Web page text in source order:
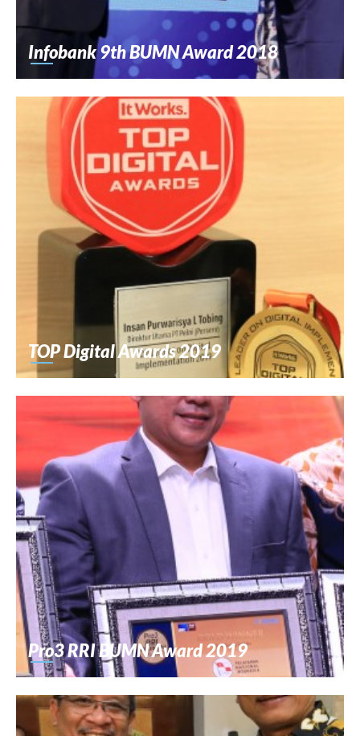
Infobank 9th BUMN Award 2018
TOP Digital Awards 2019
Pro3 RRI BUMN Award 2019